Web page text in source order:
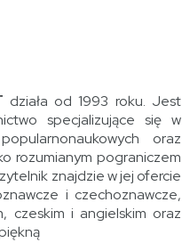
działa od 1993 roku. Jest
specjalizujące się w
oraz
rozumianym pograniczem
znajdzie w jej ofercie
i czechoznawcze,
czeskim i angielskim oraz